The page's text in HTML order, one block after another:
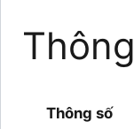
Thông số